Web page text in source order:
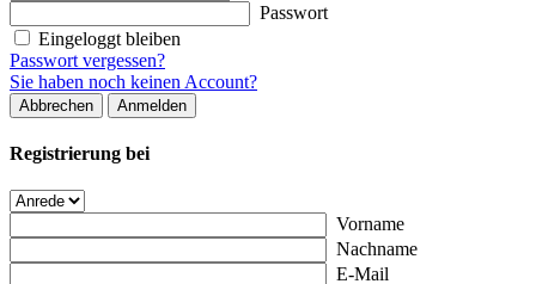
Passwort
Eingeloggt bleiben
Passwort vergessen?
Sie haben noch keinen Account?
Abbrechen Anmelden
Registrierung bei
Vorname
Nachname
E-Mail